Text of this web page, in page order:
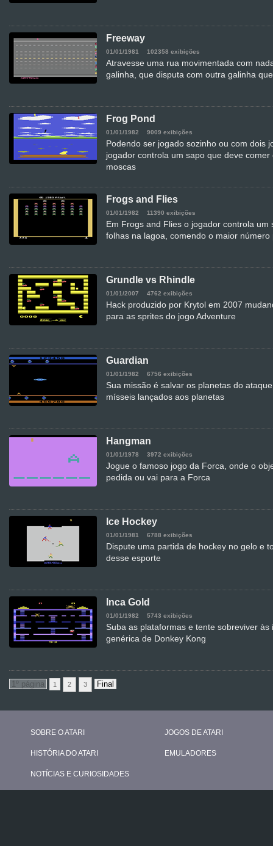
Freeway
01/01/1981 102358 exibições
Atravesse uma rua movimentada com
galinha, que disputa com outra galinha
Frog Pond
01/01/1982 9009 exibições
Podendo ser jogado sozinho ou com dois
jogador controla um sapo que deve
moscas
Frogs and Flies
01/01/1982 11390 exibições
Em Frogs and Flies o jogador controla
folhas na lagoa, comendo o maior
Grundle vs Rhindle
01/01/2007 4762 exibições
Hack produzido por Krytol em 2007
para as sprites do jogo Adventure
Guardian
01/01/1982 6756 exibições
Sua missão é salvar os planetas do
mísseis lançados aos planetas
Hangman
01/01/1978 3972 exibições
Jogue o famoso jogo da Forca, onde o
pedida ou vai para a Forca
Ice Hockey
01/01/1981 6788 exibições
Dispute uma partida de hockey no gelo e
desse esporte
Inca Gold
01/01/1982 5743 exibições
Suba as plataformas e tente sobreviver
genérica de Donkey Kong
1 2 3
SOBRE O ATARI
HISTÓRIA DO ATARI
NOTÍCIAS E CURIOSIDADES
JOGOS DE ATARI
EMULADORES